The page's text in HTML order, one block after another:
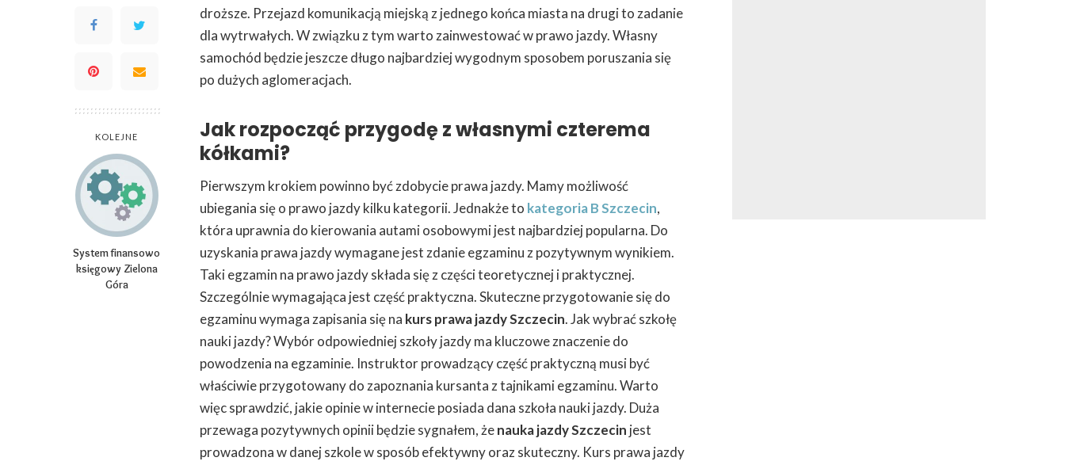
KOLEJNE
System finansowo
księgowy Zielona
Góra
droższe. Przejazd komunikacją miejską z jednego końca miasta na drugi to zadanie
dla wytrwałych. W związku z tym warto zainwestować w prawo jazdy. Własny
samochód będzie jeszcze długo najbardziej wygodnym sposobem poruszania się
po dużych aglomeracjach.
Jak rozpocząć przygodę z własnymi czterema
kółkami?
Pierwszym krokiem powinno być zdobycie prawa jazdy. Mamy możliwość
ubiegania się o prawo jazdy kilku kategorii. Jednakże to kategoria B Szczecin,
która uprawnia do kierowania autami osobowymi jest najbardziej popularna. Do
uzyskania prawa jazdy wymagane jest zdanie egzaminu z pozytywnym wynikiem.
Taki egzamin na prawo jazdy składa się z części teoretycznej i praktycznej.
Szczególnie wymagająca jest część praktyczna. Skuteczne przygotowanie się do
egzaminu wymaga zapisania się na kurs prawa jazdy Szczecin. Jak wybrać szkołę
nauki jazdy? Wybór odpowiedniej szkoły jazdy ma kluczowe znaczenie do
powodzenia na egzaminie. Instruktor prowadzący część praktyczną musi być
właściwie przygotowany do zapoznania kursanta z tajnikami egzaminu. Warto
więc sprawdzić, jakie opinie w internecie posiada dana szkoła nauki jazdy. Duża
przewaga pozytywnych opinii będzie sygnałem, żenauka jazdy Szczecin jest
prowadzona w danej szkole w sposób efektywny oraz skuteczny. Kurs prawa jazdy